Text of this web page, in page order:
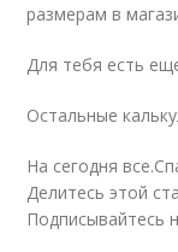
размерам в
Для тебя есть
Остальные
На сегодня
Делитесь этой
Подписывайтесь